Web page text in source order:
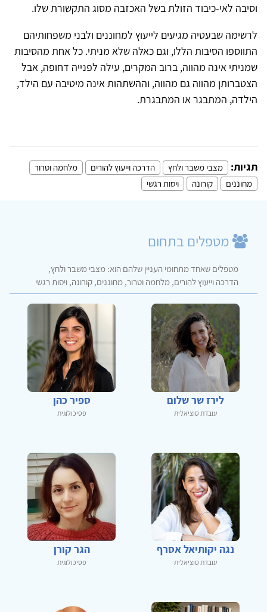
וסיבה לאי-כיבוד הזולת בשל האכזבה מסוג התקשורת שלו.
לרשימה שבעטיה מגיעים לייעוץ למחוננים ולבני משפחותיהם
התווספו הסיבות הללו, וגם כאלה שלא מניתי. כל אחת מהסיבות
שמניתי אינה מהווה, ברוב המקרים, עילה לפנייה דחופה, אבל
הצטברותן מהווה גם מהווה, וההשתהות אינה מיטיבה עם הילד,
הילדה, המתבגר או המתבגרת.
תגיות: מצבי משבר ולחץ הדרכה וייעוץ להורים
מלחמה וטרור
מחוננים
קורונה ויסות רגשי
מטפלים בתחום
מטפלים שאחד מתחומי העניין שלהם הוא: מצבי משבר ולחץ,
הדרכה וייעוץ להורים, מלחמה וטרור, מחוננים, קורונה, ויסות רגשי
לירז שר שלום
עובדת סוציאלית
ספיר כהן
פסיכולוגית
נגה יקותיאל אסרף
עובדת סוציאלית
הגר קורן
פסיכולוגית